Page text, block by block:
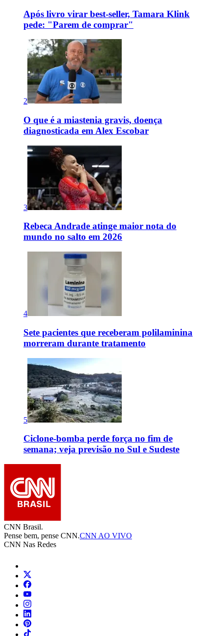
Após livro virar best-seller, Tamara Klink
pede: "Parem de comprar"
2
O que é a miastenia gravis, doença
diagnosticada em Alex Escobar
3
Rebeca Andrade atinge maior nota do
mundo no salto em 2026
4
Sete pacientes que receberam polilaminina
morreram durante tratamento
5
Ciclone-bomba perde força no fim de
semana; veja previsão no Sul e Sudeste
CNN Brasil.
Pense bem, pense CNN.CNN AO VIVO
CNN Nas Redes